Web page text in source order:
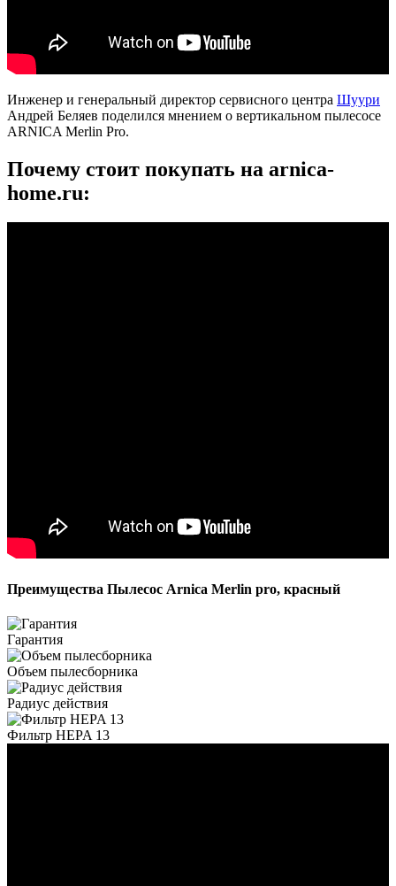
Инженер и генеральный директор сервисного центра Шуури
Андрей Беляев поделился мнением о вертикальном пылесосе
ARNICA Merlin Pro.
Почему стоит покупать на arnica-
home.ru:
Преимущества Пылесос Arnica Merlin pro, красный
Гарантия
Объем пылесборника
Радиус действия
Фильтр HEPA 13